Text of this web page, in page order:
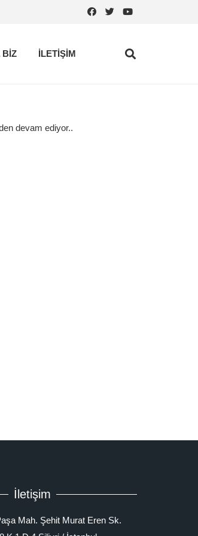
BİZ İLETİŞİM
devam ediyor..
İletişim
Mah. Şehit Murat Eren Sk.